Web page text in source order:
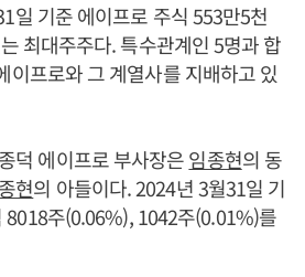
일 기준 에이프로 주식 553만5천
최대주주다. 특수관계인 5명과 합
이프로와 그 계열사를 지배하고 있
덕 에이프로 부사장은임종현의 동
현의 아들이다. 2024년 3월31일 기
8018주(0.06%), 1042주(0.01%)를